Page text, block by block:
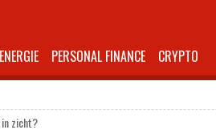
ENERGIE PERSONAL FINANCE CRYPTO
zicht?